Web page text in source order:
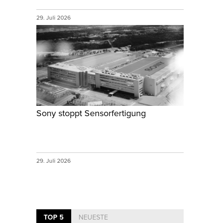
29. Juli 2026
Sony stoppt Sensorfertigung
29. Juli 2026
TOP 5 NEUESTE